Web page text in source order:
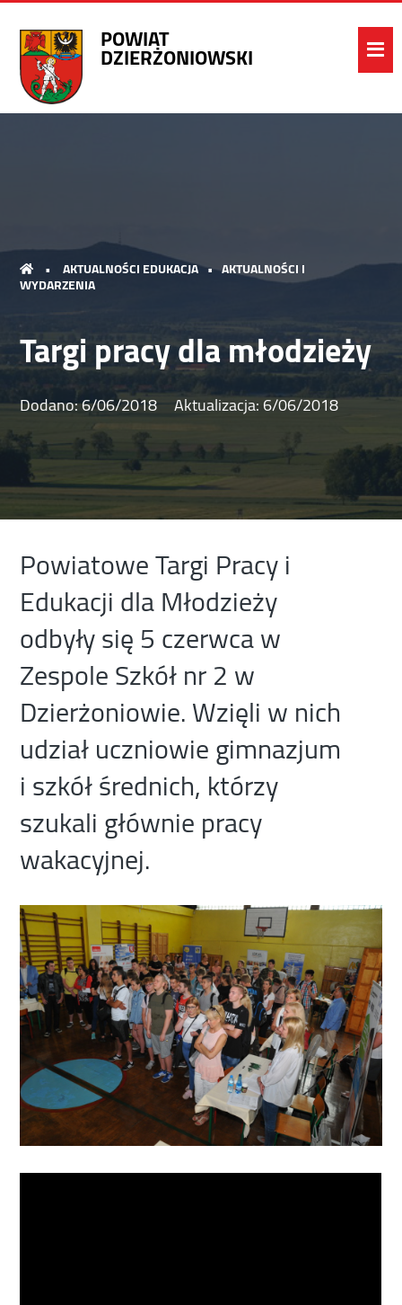
POWIAT
DZIERŻONIOWSKI
• AKTUALNOŚCI EDUKACJA • AKTUALNOŚCI I
WYDARZENIA
Targi pracy dla młodzieży
Dodano:6/06/2018 Aktualizacja:6/06/2018
Powiatowe Targi Pracy i
Edukacji dla Młodzieży
odbyły się 5 czerwca w
Zespole Szkół nr 2 w
Dzierżoniowie. Wzięli w nich
udział uczniowie gimnazjum
i szkół średnich, którzy
szukali głównie pracy
wakacyjnej.